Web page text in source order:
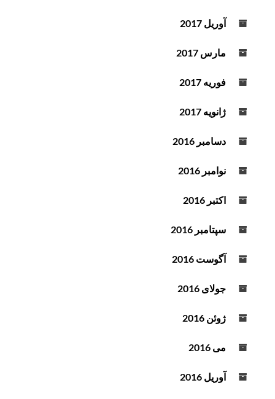
آوریل 2017
مارس 2017
فوریه 2017
ژانویه 2017
دسامبر 2016
نوامبر 2016
اکتبر 2016
سپتامبر 2016
آگوست 2016
جولای 2016
ژوئن 2016
می 2016
آوریل 2016